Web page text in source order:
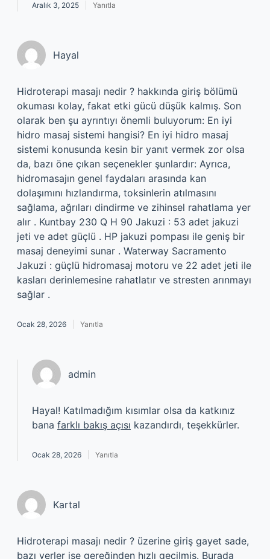
Aralık 3, 2025 Yanıtla
Hayal
Hidroterapi masajı nedir ? hakkında giriş bölümü
okuması kolay, fakat etki gücü düşük kalmış. Son
olarak ben şu ayrıntıyı önemli buluyorum: En iyi
hidro masaj sistemi hangisi? En iyi hidro masaj
sistemi konusunda kesin bir yanıt vermek zor olsa
da, bazı öne çıkan seçenekler şunlardır: Ayrıca,
hidromasajın genel faydaları arasında kan
dolaşımını hızlandırma, toksinlerin atılmasını
sağlama, ağrıları dindirme ve zihinsel rahatlama yer
alır . Kuntbay 230 Q H 90 Jakuzi : 53 adet jakuzi
jeti ve adet güçlü . HP jakuzi pompası ile geniş bir
masaj deneyimi sunar . Waterway Sacramento
Jakuzi : güçlü hidromasaj motoru ve 22 adet jeti ile
kasları derinlemesine rahatlatır ve stresten arınmayı
sağlar .
Ocak 28, 2026 Yanıtla
admin
Hayal! Katılmadığım kısımlar olsa da katkınız
bana farklı bakış açısı kazandırdı, teşekkürler.
Ocak 28, 2026 Yanıtla
Kartal
Hidroterapi masajı nedir ? üzerine giriş gayet sade,
bazı yerler ise gereğinden hızlı geçilmiş. Burada